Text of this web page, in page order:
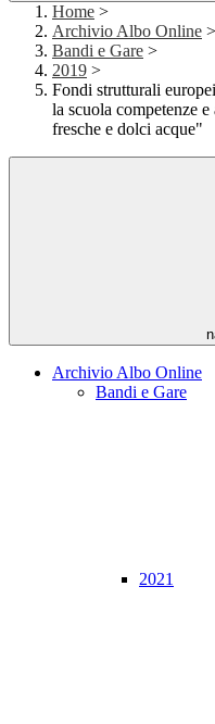
Home >
Archivio Albo Online >
Bandi e Gare >
2019 >
Fondi strutturali
la scuola competenze
fresche e dolci acque"
Archivio Albo Online
Bandi e Gare
2021